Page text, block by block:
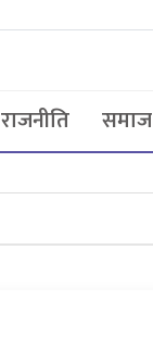
राजनीति समाज